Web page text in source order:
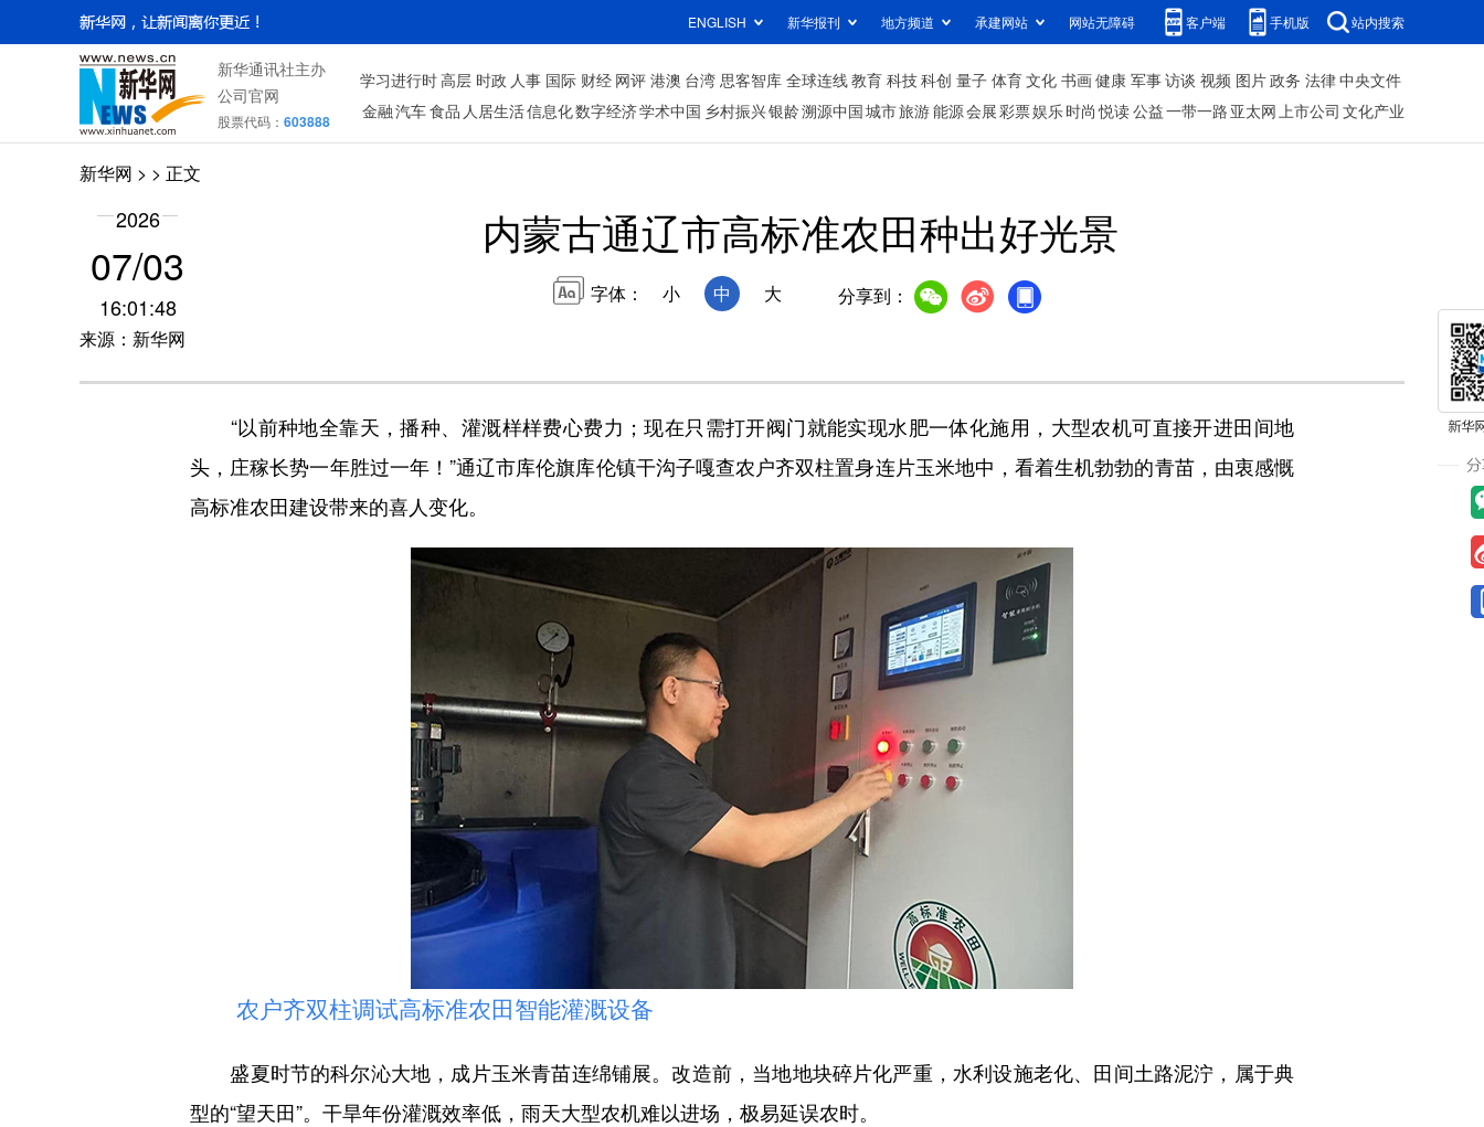
ENGLISH 新华报刊 地方频道 承建网站 网站无障碍 客户端 手机版 站内搜索
新华通讯社主办
公司官网
股票代码： 603888
学习进行时高层 时政 人事 国际 财经 网评 港澳 台湾 思客智库 全球连线教育 科技科创 量子 体育文化 书画健康 军事访谈 视频 图片政务 法律中央文件
金融汽车食品 人居生活信息化数字经济学术中国 乡村振兴银龄溯源中国城市旅游能源会展彩票娱乐时尚 悦读公益一带一路 亚太网上市公司 文化产业
新华网 > > 正文
2026
07/03
16:01:48
来源：新华网
内蒙古通辽市高标准农田种出好光景
字体： 小 中 大 分享到：
“以前种地全靠天，播种、灌溉样样费心费力；现在只需打开阀门就能实现水肥一体化施用，大型农机可直接开进田间地
头，庄稼长势一年胜过一年！”通辽市库伦旗库伦镇干沟子嘎查农户齐双柱置身连片玉米地中，看着生机勃勃的青苗，由衷感慨
高标准农田建设带来的喜人变化。
农户齐双柱调试高标准农田智能灌溉设备
盛夏时节的科尔沁大地，成片玉米青苗连绵铺展。改造前，当地地块碎片化严重，水利设施老化、田间土路泥泞，属于典
型的“望天田”。干旱年份灌溉效率低，雨天大型农机难以进场，极易延误农时。